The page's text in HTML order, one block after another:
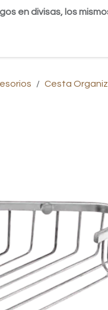
en divisas, los
Cesta